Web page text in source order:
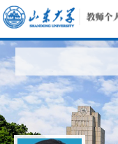
科学研究
教学研究